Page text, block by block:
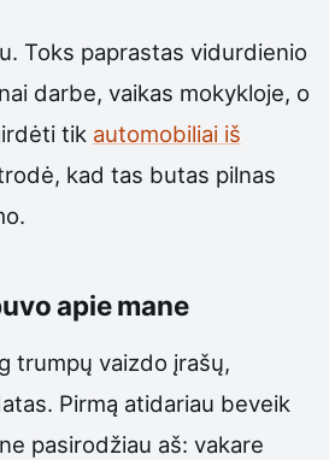
Toks paprastas vidurdienio
darbe, vaikas mokykloje, o
tik automobiliai iš
kad tas butas pilnas
apie mane
trumpų vaizdo įrašų,
Pirmą atidariau beveik
pasirodžiau aš: vakare